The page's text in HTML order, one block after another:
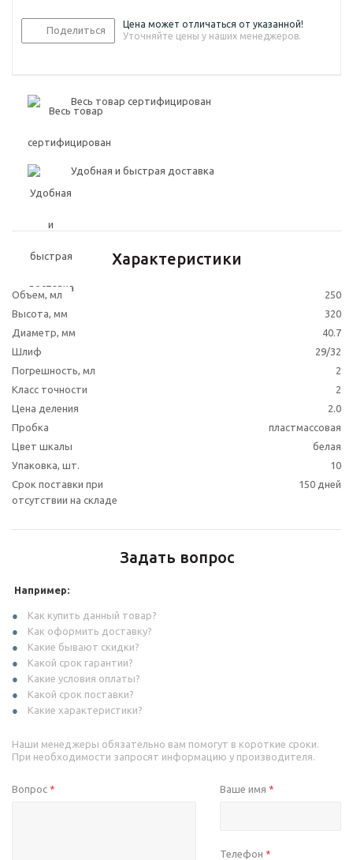
Поделиться
Цена может отличаться от указанной!
Уточняйте цены у наших менеджеров.
Весь товар сертифицирован
Удобная и быстрая доставка
Характеристики
Объем, мл
250
Высота, мм
320
Диаметр, мм
40.7
Шлиф
29/32
Погрешность, мл
2
Класс точности
2
Цена деления
2.0
Пробка
пластмассовая
Цвет шкалы
белая
Упаковка, шт.
10
Срок поставки при
отсутствии на складе
150 дней
Задать вопрос
Например:
Как купить данный товар?
Как оформить доставку?
Какие бывают скидки?
Какой срок гарантии?
Какие условия оплаты?
Какой срок поставки?
Какие характеристики?
Наши менеджеры обязательно вам помогут в короткие сроки.
При необходимости запросят информацию у производителя.
Вопрос * Ваше имя *
Телефон *